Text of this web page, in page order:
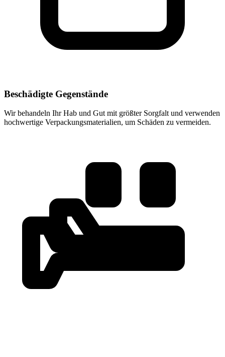
Beschädigte Gegenstände
Wir behandeln Ihr Hab und Gut mit größter Sorgfalt und verwenden
hochwertige Verpackungsmaterialien, um Schäden zu vermeiden.